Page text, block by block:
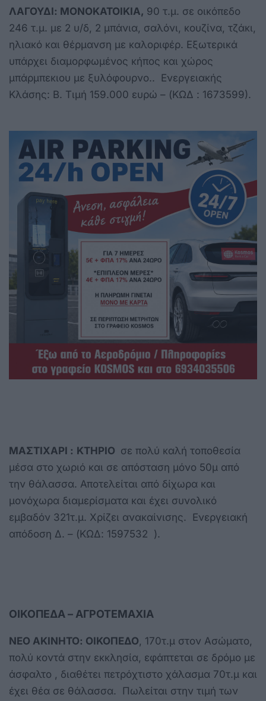
ΛΑΓΟΥΔΙ: ΜΟΝΟΚΑΤΟΙΚΙΑ, 90 τ.μ. σε οικόπεδο
246 τ.μ. με 2 υ/δ, 2 μπάνια, σαλόνι, κουζίνα, τζάκι,
ηλιακό και θέρμανση με καλοριφέρ. Εξωτερικά
υπάρχει διαμορφωμένος κήπος και χώρος
μπάρμπεκιου με ξυλόφουρνο.. Ενεργειακής
Κλάσης: Β. Τιμή 159.000 ευρώ – (ΚΩΔ : 1673599).
ΜΑΣΤΙΧΑΡΙ : ΚΤΗΡΙΟ σε πολύ καλή τοποθεσία
μέσα στο χωριό και σε απόσταση μόνο 50μ από
την θάλασσα. Αποτελείται από δίχωρα και
μονόχωρα διαμερίσματα και έχει συνολικό
εμβαδόν 321τ.μ. Χρίζει ανακαίνισης. Ενεργειακή
απόδοση Δ. – (ΚΩΔ: 1597532 ).
ΟΙΚΟΠΕΔΑ – ΑΓΡΟΤΕΜΑΧΙΑ
ΝΕΟ ΑΚΙΝΗΤΟ: ΟΙΚΟΠΕΔΟ , 170τ.μ στον Ασώματο,
πολύ κοντά στην εκκλησία, εφάπτεται σε δρόμο με
άσφαλτο , διαθέτει πετρόχτιστο χάλασμα 70τ.μ και
έχει θέα σε θάλασσα. Πωλείται στην τιμή των